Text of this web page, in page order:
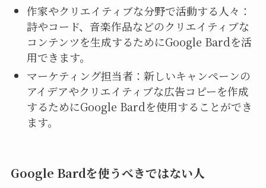
作家やクリエイティブな分野で活動する人々：
詩やコード、音楽作品などのクリエイティブな
コンテンツを生成するためにGoogle Bardを活
用できます。
マーケティング担当者：新しいキャンペーンの
アイデアやクリエイティブな広告コピーを作成
するためにGoogle Bardを使用することができ
ます。
Google Bardを使うべきではない人